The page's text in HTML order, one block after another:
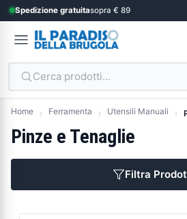
Spedizione gratuitasopra € 89
Cerca prodotti...
Home Ferramenta Utensili Manuali
Pinze e Tenaglie
Filtra